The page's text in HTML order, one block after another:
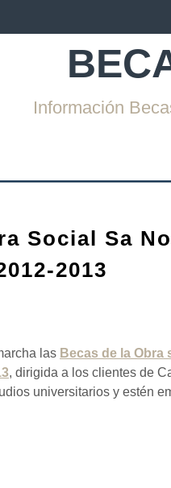
Información
Social Sa
2013
las Becas de la Obra
, dirigida a los clientes de
universitarios y estén